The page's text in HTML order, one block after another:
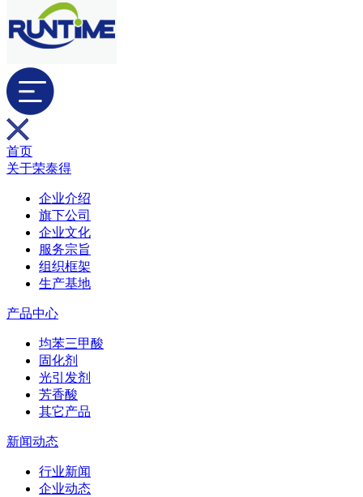
首页
关于荣泰得
企业介绍
旗下公司
企业文化
服务宗旨
组织框架
生产基地
产品中心
均苯三甲酸
固化剂
光引发剂
芳香酸
其它产品
新闻动态
行业新闻
企业动态